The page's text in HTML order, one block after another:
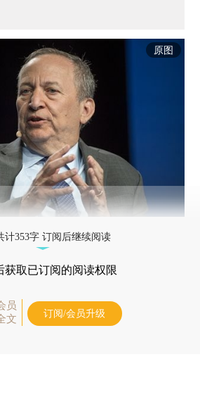
原图
计353字 订阅后继续阅读
获取已订阅的阅读权限
员
文
订阅/会员升级